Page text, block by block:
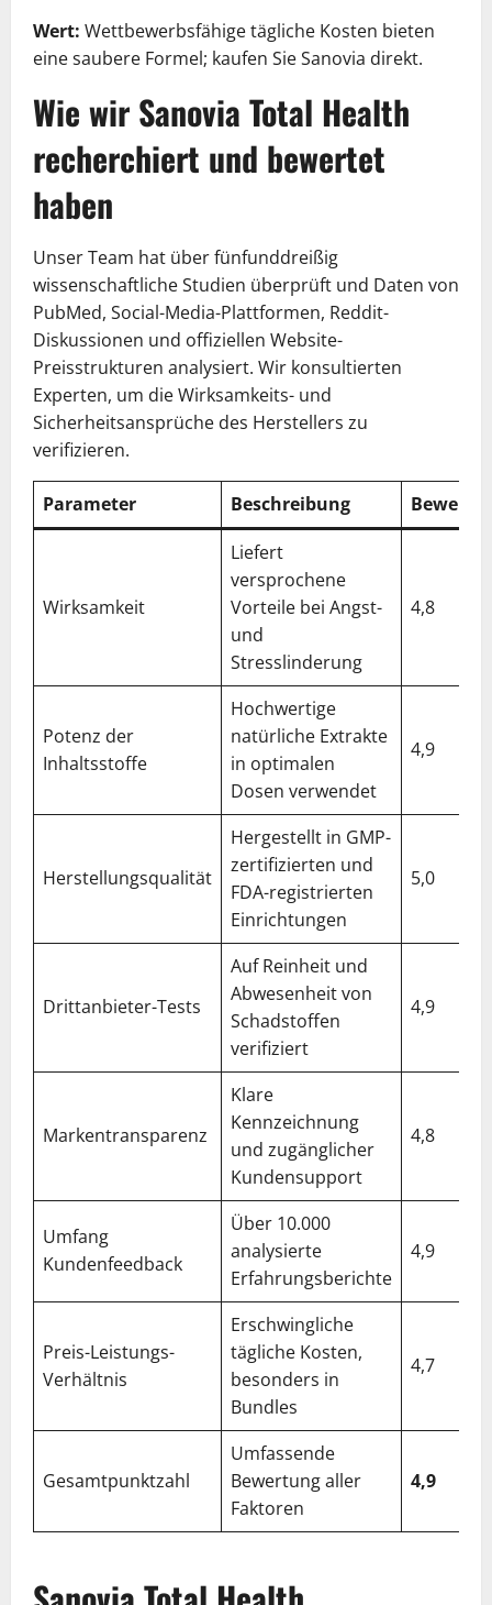
Wert: Wettbewerbsfähige tägliche Kosten bieten
eine saubere Formel; kaufen Sie Sanovia direkt.
Wie wir Sanovia Total Health
recherchiert und bewertet
haben
Unser Team hat über fünfunddreißig
wissenschaftliche Studien überprüft und Daten von
PubMed, Social-Media-Plattformen, Reddit-
Diskussionen und offiziellen Website-
Preisstrukturen analysiert. Wir konsultierten
Experten, um die Wirksamkeits- und
Sicherheitsansprüche des Herstellers zu
verifizieren.
Parameter Beschreibung
Wirksamkeit
Liefert
versprochene
Vorteile bei Angst-
und
Stresslinderung
4,8
Potenz der
Inhaltsstoffe
Hochwertige
natürliche Extrakte
in optimalen
Dosen verwendet
4,9
Herstellungsqualität
Hergestellt in GMP-
zertifizierten und
FDA-registrierten
Einrichtungen
5,0
Drittanbieter-Tests
Auf Reinheit und
Abwesenheit von
Schadstoffen
verifiziert
4,9
Markentransparenz
Klare
Kennzeichnung
und zugänglicher
Kundensupport
4,8
Umfang
Kundenfeedback
Über 10.000
analysierte
Erfahrungsberichte
4,9
Preis-Leistungs-
Verhältnis
Erschwingliche
tägliche Kosten,
besonders in
Bundles
4,7
Gesamtpunktzahl
Umfassende
Bewertung aller
Faktoren
4,9